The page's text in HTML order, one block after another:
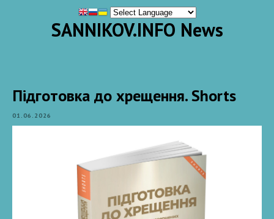
SANNIKOV.INFO News
Підготовка до хрещення. Shorts
01.06.2026